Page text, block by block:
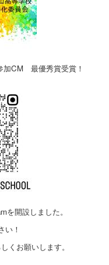
CM 最優秀賞受賞！
を開設しました。
い！
くお願いします。